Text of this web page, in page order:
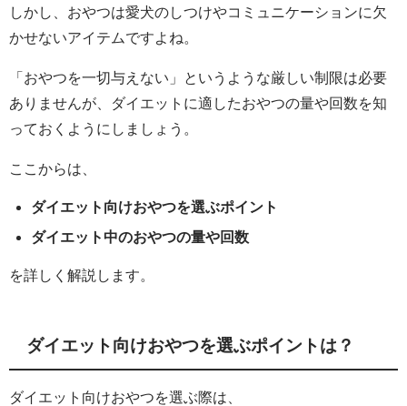
しかし、おやつは愛犬のしつけやコミュニケーションに欠
かせないアイテムですよね。
「おやつを一切与えない」というような厳しい制限は必要
ありませんが、ダイエットに適したおやつの量や回数を知
っておくようにしましょう。
ここからは、
ダイエット向けおやつを選ぶポイント
ダイエット中のおやつの量や回数
を詳しく解説します。
ダイエット向けおやつを選ぶポイントは？
ダイエット向けおやつを選ぶ際は、